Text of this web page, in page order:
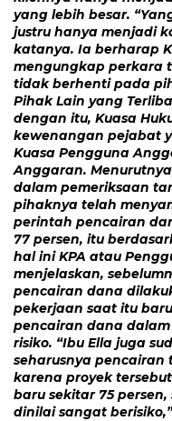
yang lebih besar.
justru hanya menjadi
katanya. Ia berharap
mengungkap perkara
tidak berhenti pada
Pihak Lain yang
dengan itu, Kuasa
kewenangan pejabat
Kuasa Pengguna
Anggaran.
dalam pemeriksaan
pihaknya telah
perintah pencairan
77 persen, itu
hal ini KPA atau
menjelaskan,
pencairan dana
pekerjaan saat itu
pencairan dana
risiko. “Ibu Ella juga
seharusnya
karena proyek
baru sekitar 75
dinilai sangat